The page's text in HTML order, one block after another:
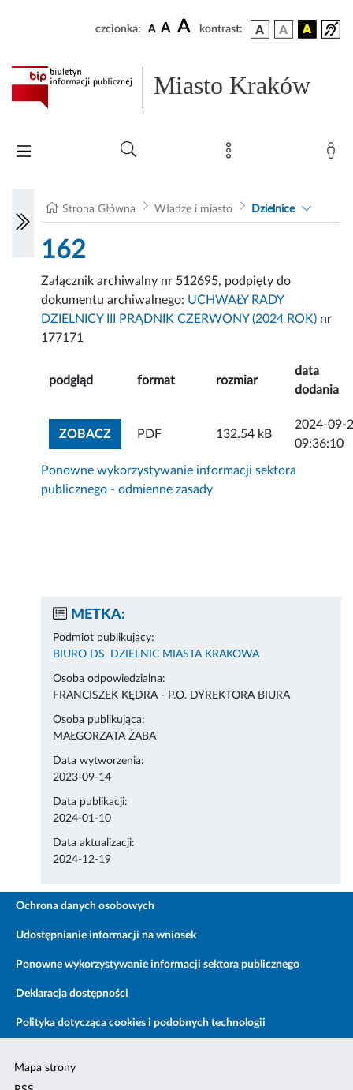
czcionka: A A A kontrast:
Miasto Kraków
Strona Główna Władze i miasto Dzielnice
162
Załącznik archiwalny nr 512695, podpięty do
dokumentu archiwalnego: UCHWAŁY RADY
DZIELNICY III PRĄDNIK CZERWONY (2024 ROK) nr
177171
podgląd format rozmiar
data
dodania
ZOBACZZOBACZ ZAŁĄCZNIK
PDF 132.54 kB
2024-09-
09:36:10
Ponowne wykorzystywanie informacji sektora
publicznego - odmienne zasady
METKA:
Podmiot publikujący:
BIURO DS. DZIELNIC MIASTA KRAKOWA
Osoba odpowiedzialna:
FRANCISZEK KĘDRA - P.O. DYREKTORA BIURA
Osoba publikująca:
MAŁGORZATA ŻABA
Data wytworzenia:
2023-09-14
Data publikacji:
2024-01-10
Data aktualizacji:
2024-12-19
Ochrona danych osobowych
Udostępnianie informacji na wniosek
Ponowne wykorzystywanie informacji sektora publicznego
Deklaracja dostępności
Polityka dotycząca cookies i podobnych technologii
Mapa strony